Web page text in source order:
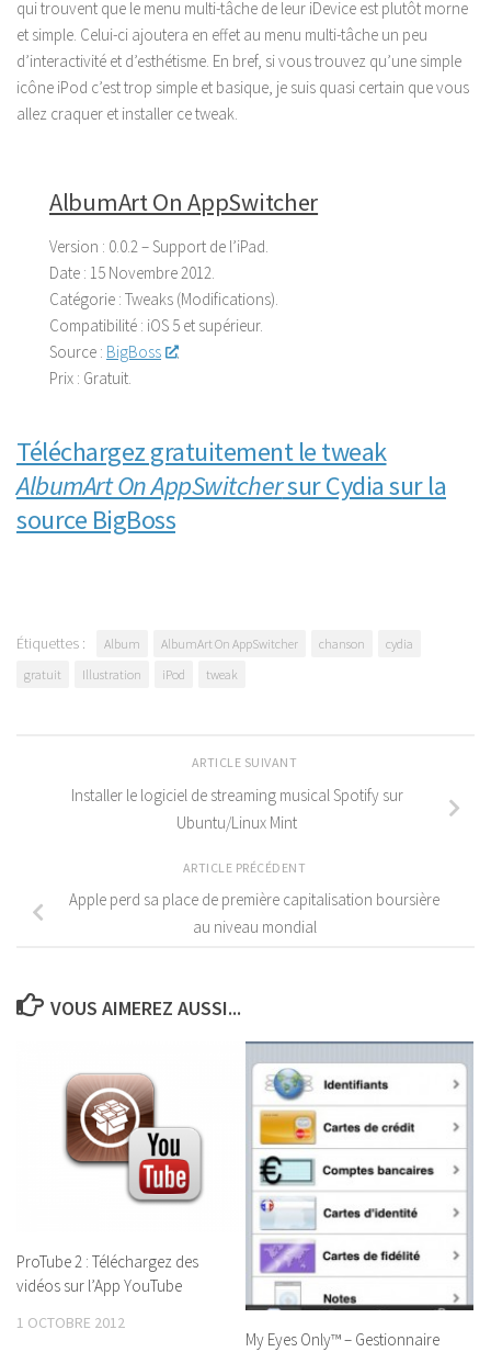
qui trouvent que le menu multi-tâche de leur iDevice est plutôt morne
et simple. Celui-ci ajoutera en effet au menu multi-tâche un peu
d’interactivité et d’esthétisme. En bref, si vous trouvez qu’une simple
icône iPod c’est trop simple et basique, je suis quasi certain que vous
allez craquer et installer ce tweak.
AlbumArt On AppSwitcher
Version : 0.0.2 – Support de l’iPad.
Date : 15 Novembre 2012.
Catégorie : Tweaks (Modifications).
Compatibilité : iOS 5 et supérieur.
Source : BigBoss
.
Prix : Gratuit.
Téléchargez gratuitement le tweak
AlbumArt On AppSwitchersur Cydia sur la
source BigBoss
Étiquettes : Album AlbumArt On AppSwitcher chanson
cydia
gratuit
Illustration iPod tweak
ARTICLE SUIVANT
Installer le logiciel de streaming musical Spotify sur
Ubuntu/Linux Mint
ARTICLE PRÉCÉDENT
Apple perd sa place de première capitalisation boursière
au niveau mondial
VOUS AIMEREZ AUSSI...
ProTube 2 : Téléchargez des
vidéos sur l’App YouTube
1 OCTOBRE 2012
My Eyes Only™ – Gestionnaire